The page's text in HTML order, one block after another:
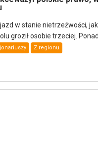
w stanie nietrzeźwości,
groził osobie trzeciej.
Z regionu